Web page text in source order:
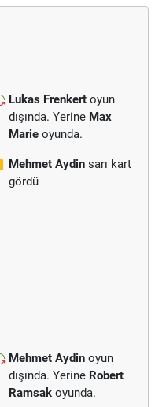
Lukas Frenkert oyun
dışında. Yerine Max
Marie oyunda.
Mehmet Aydin sarı kart
gördü
Mehmet Aydin oyun
dışında. Yerine Robert
Ramsak oyunda.